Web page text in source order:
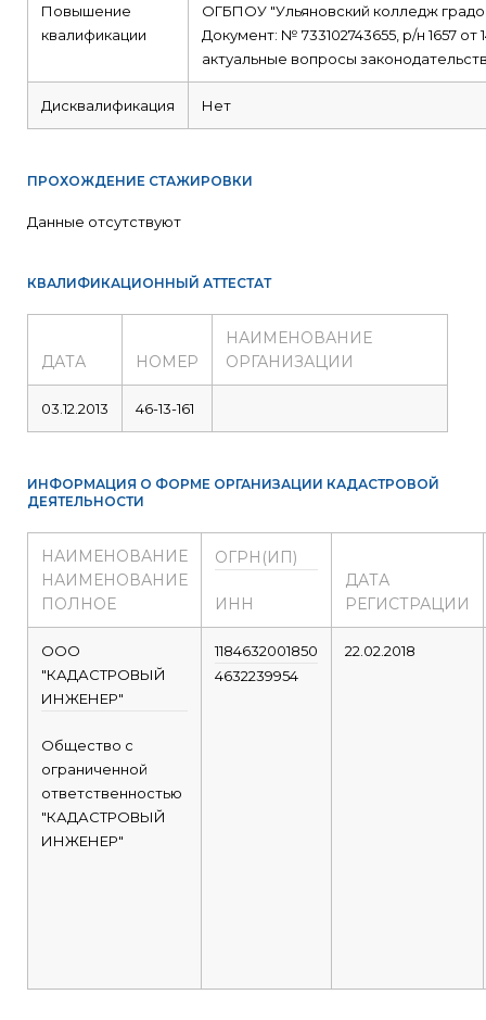
Повышение
квалификации
ОГБПОУ "Ульяновский колледж
Документ: № 733102743655, р/н 1657 от
актуальные вопросы
Дисквалификация Нет
ПРОХОЖДЕНИЕ СТАЖИРОВКИ
Данные отсутствуют
КВАЛИФИКАЦИОННЫЙ АТТЕСТАТ
ДАТА НОМЕР
НАИМЕНОВАНИЕ
ОРГАНИЗАЦИИ
03.12.2013 46-13-161
ИНФОРМАЦИЯ О ФОРМЕ ОРГАНИЗАЦИИ КАДАСТРОВОЙ
ДЕЯТЕЛЬНОСТИ
НАИМЕНОВАНИЕ
НАИМЕНОВАНИЕ
ПОЛНОЕ
ОГРН(ИП)
ИНН
ДАТА
РЕГИСТРАЦИИ
ООО
"КАДАСТРОВЫЙ
ИНЖЕНЕР"
Общество с
ограниченной
ответственностью
"КАДАСТРОВЫЙ
ИНЖЕНЕР"
1184632001850
4632239954
22.02.2018